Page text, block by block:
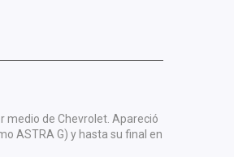
medio de Chevrolet. Apareció
ASTRA G) y hasta su final en